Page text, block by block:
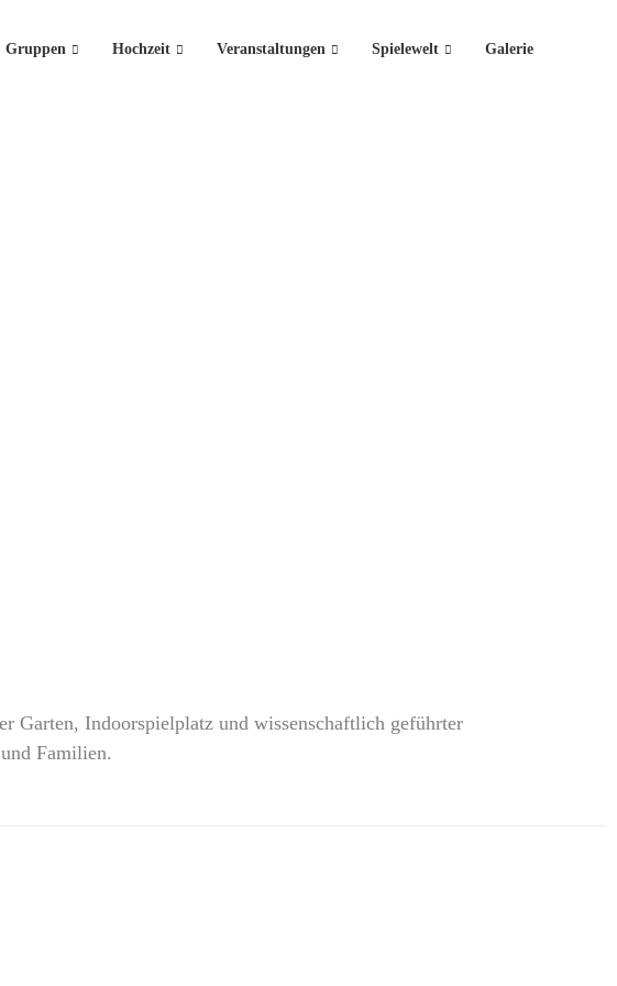
Gruppen Hochzeit Veranstaltungen Spielewelt Galerie
Garten, Indoorspielplatz und wissenschaftlich geführter
Familien.